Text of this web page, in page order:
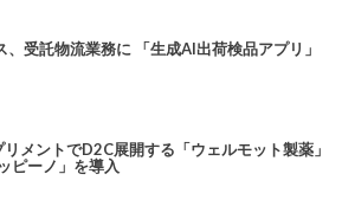
受託物流業務に 「生成AI出荷検品アプリ」
メントでD2C展開する「ウェルモット製薬」
ピーノ」を導入